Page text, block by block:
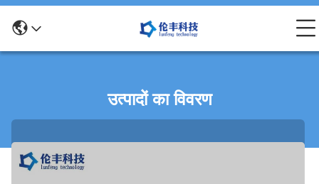
उत्पादों का विवरण